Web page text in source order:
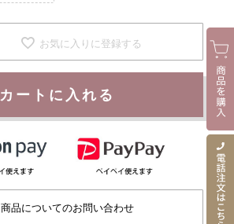
お気に入りに登録する
カートに入れる
商品についてのお問い合わせ